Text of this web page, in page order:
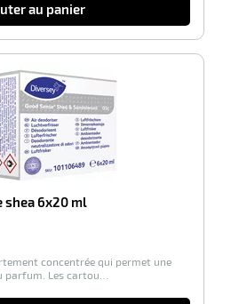
au panier
shea 6x20 ml
concentrée qui permet une
parfum. Les cartou…